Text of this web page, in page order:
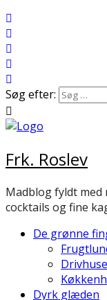
Søg efter:
Frk. Roslev
Madblog fyldt
cocktails og fine
De grønne
Dyrk glæden